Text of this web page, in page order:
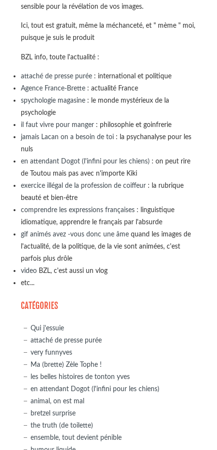
sensible pour la révélation de vos images.
Ici, tout est gratuit, même la méchanceté, et " mème " moi,
puisque je suis le produit
BZL info, toute l'actualité :
attaché de presse purée: international et politique
Agence France-Brette: actualité France
spychologie magasine: le monde mystérieux de la
psychologie
il faut vivre pour manger: philosophie et goinfrerie
jamais Lacan on a besoin de toi: la psychanalyse pour les
nuls
en attendant Dogot (l'infini pour les chiens): on peut rire
de Toutou mais pas avec n'importe Kiki
exercice illégal de la profession de coiffeur: la rubrique
beauté et bien-être
comprendre les expressions françaises: linguistique
idiomatique, apprendre le français par l'absurde
gif animés avez -vous donc une âmequand les images de
l'actualité, de la politique, de la vie sont animées, c'est
parfois plus drôle
videoBZL, c'est aussi un vlog
etc...
CATÉGORIES
Qui j'essuie
attaché de presse purée
very funnyves
Ma (brette) Zèle Tophe !
les belles histoires de tonton yves
en attendant Dogot (l'infini pour les chiens)
animal, on est mal
bretzel surprise
the truth (de toilette)
ensemble, tout devient pénible